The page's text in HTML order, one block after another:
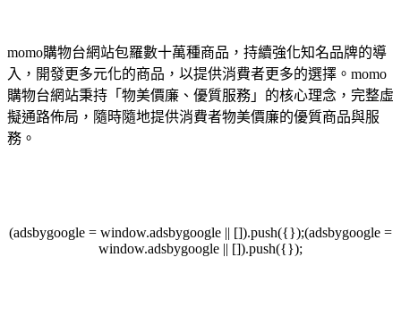
momo購物台網站包羅數十萬種商品，持續強化知名品牌的導
入，開發更多元化的商品，以提供消費者更多的選擇。momo
購物台網站秉持「物美價廉、優質服務」的核心理念，完整虛
擬通路佈局，隨時隨地提供消費者物美價廉的優質商品與服
務。
(adsbygoogle = window.adsbygoogle || []).push({});(adsbygoogle =
window.adsbygoogle || []).push({});